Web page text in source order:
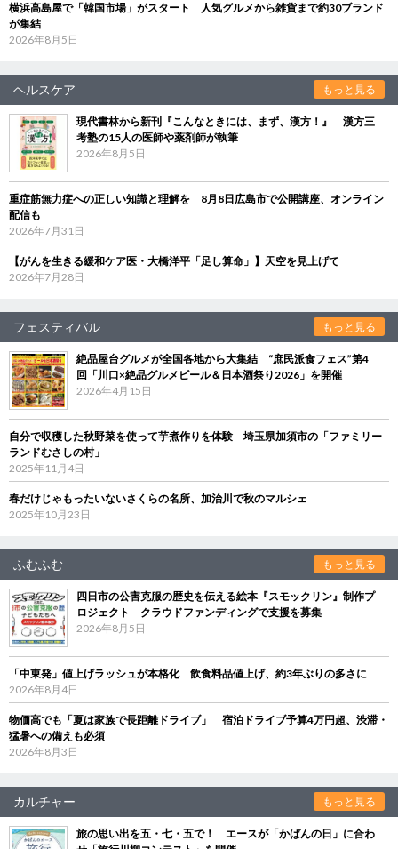
横浜高島屋で「韓国市場」がスタート 人気グルメから雑貨まで約30ブランド
が集結
2026年8月5日
ヘルスケア もっと見る
現代書林から新刊『こんなときには、まず、漢方！』 漢方三
考塾の15人の医師や薬剤師が執筆
2026年8月5日
重症筋無力症への正しい知識と理解を 8月8日広島市で公開講座、オンライン
配信も
2026年7月31日
【がんを生きる緩和ケア医・大橋洋平「足し算命」】天空を見上げて
2026年7月28日
フェスティバル もっと見る
絶品屋台グルメが全国各地から大集結 “庶民派食フェス”第4
回「川口×絶品グルメビール＆日本酒祭り2026」を開催
2026年4月15日
自分で収穫した秋野菜を使って芋煮作りを体験 埼玉県加須市の「ファミリー
ランドむさしの村」
2025年11月4日
春だけじゃもったいないさくらの名所、加治川で秋のマルシェ
2025年10月23日
ふむふむ もっと見る
四日市の公害克服の歴史を伝える絵本『スモックリン』制作プ
ロジェクト クラウドファンディングで支援を募集
2026年8月5日
「中東発」値上げラッシュが本格化 飲食料品値上げ、約3年ぶりの多さに
2026年8月4日
物価高でも「夏は家族で長距離ドライブ」 宿泊ドライブ予算4万円超、渋滞・
猛暑への備えも必須
2026年8月3日
カルチャー もっと見る
旅の思い出を五・七・五で！ エースが「かばんの日」に合わ